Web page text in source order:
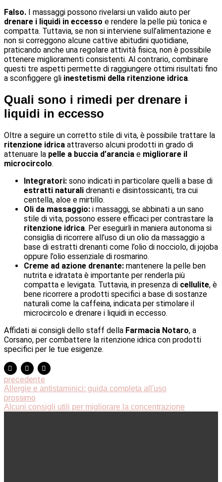
Falso. I massaggi possono rivelarsi un valido aiuto per
drenare i liquidi in eccesso e rendere la pelle più tonica e
compatta. Tuttavia, se non si interviene sull’alimentazione e
non si correggono alcune cattive abitudini quotidiane,
praticando anche una regolare attività fisica, non è possibile
ottenere miglioramenti consistenti. Al contrario, combinare
questi tre aspetti permette di raggiungere ottimi risultati fino
a sconfiggere gli inestetismi della ritenzione idrica.
Quali sono i rimedi per drenare i
liquidi in eccesso
Oltre a seguire un corretto stile di vita, è possibile trattare la
ritenzione idrica attraverso alcuni prodotti in grado di
attenuare la pelle a buccia d’arancia e migliorare il
microcircolo.
Integratori: sono indicati in particolare quelli a base di
estratti naturali drenanti e disintossicanti, tra cui
centella, aloe e mirtillo.
Oli da massaggio: i massaggi, se abbinati a un sano
stile di vita, possono essere efficaci per contrastare la
ritenzione idrica. Per eseguirli in maniera autonoma si
consiglia di ricorrere all’uso di un olio da massaggio a
base di estratti drenanti come l’olio di nocciolo, di jojoba
oppure l’olio essenziale di rosmarino.
Creme ad azione drenante: mantenere la pelle ben
nutrita e idratata è importante per renderla più
compatta e levigata. Tuttavia, in presenza di cellulite, è
bene ricorrere a prodotti specifici a base di sostanze
naturali come la caffeina, indicata per stimolare il
microcircolo e drenare i liquidi in eccesso.
Affidati ai consigli dello staff della Farmacia Notaro, a
Corsano, per combattere la ritenzione idrica con prodotti
specifici per le tue esigenze.
precedente
Allergie e antistaminici: guida completa all'uso
prossimo
Alcuni consigli utili per migliorare la concentrazione